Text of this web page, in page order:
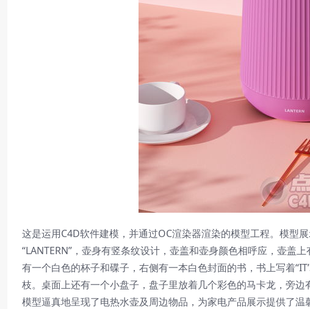
这是运用C4D软件建模，并通过OC渲染器渲染的模型工程。模型
“LANTERN”，壶身有竖条纹设计，壶盖和壶身颜色相呼应，壶盖
有一个白色的杯子和碟子，右侧有一本白色封面的书，书上写着
枝。桌面上还有一个小盘子，盘子里放着几个彩色的马卡龙，旁
模型逼真地呈现了电热水壶及周边物品，为家电产品展示提供了温